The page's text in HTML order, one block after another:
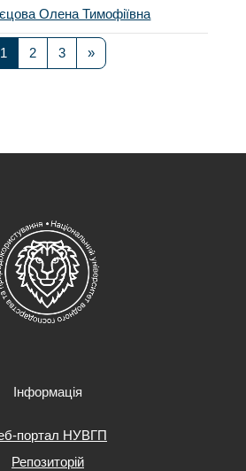
Олена Тимофіївна
1 Сторінка 1
2Сторінка 2
3Сторінка 3
»Наступна сторінка
Інформація
портал НУВГП
Репозиторій